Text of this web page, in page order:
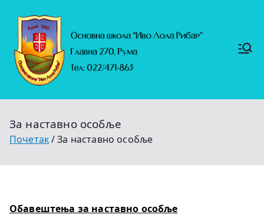
садржај
Основ
Лола
https://
vanje-
За наставно особље
Почетак За наставно особље
Обавештења за наставно особље